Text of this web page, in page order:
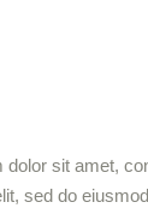
dolor sit amet,
sed do